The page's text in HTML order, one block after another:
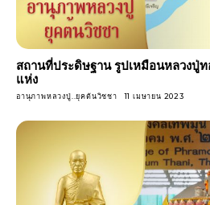
สถานที่ประดิษฐาน รูปเหมือนหลวงปู่
แห่ง
อานุภาพหลวงปู่..ยุคต้นวิชชา 11 เมษายน 2023